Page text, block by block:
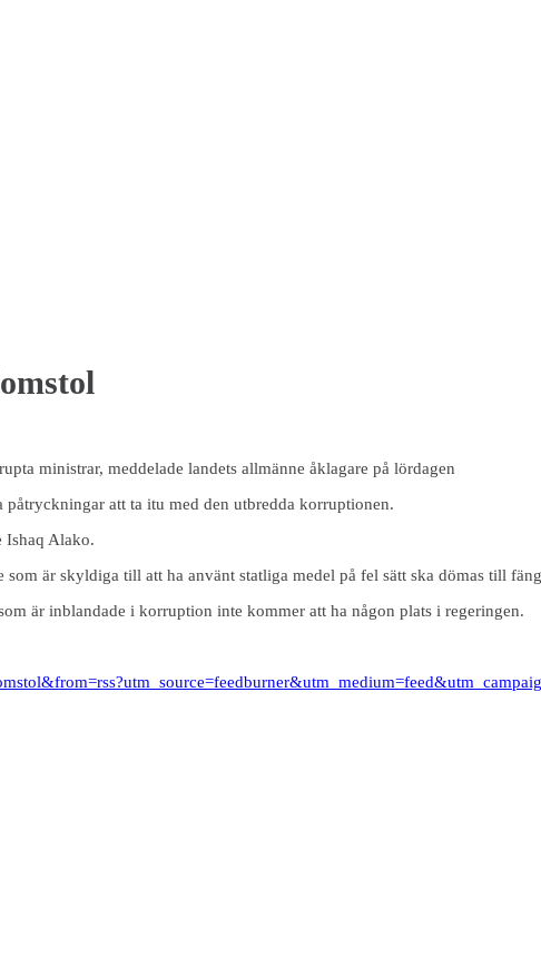
ministrar, meddelade landets allmänne åklagare på lördagen
att ta itu med den utbredda korruptionen.
Ishaq Alako.
är skyldiga till att ha använt statliga medel på fel sätt ska dömas till
är inblandade i korruption inte kommer att ha någon plats i regeringen.